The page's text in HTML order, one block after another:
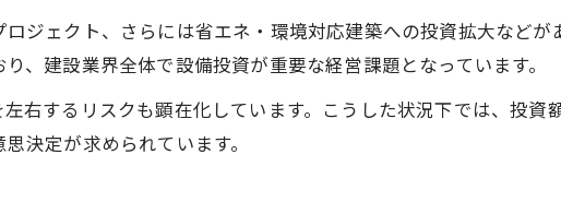
投資が経営に与える影響を徹底分析
建設設備投資が企業経営に及ぼす主要な影響
建設投資動向と業績への因果関係を解説
建設設備投資額の推移と収益性改善のポイント
ジェクト、さらには省エネ・環境対応建築への投資拡大など
、建設業界全体で設備投資が重要な経営課題となっています。
右するリスクも顕在化しています。こうした状況下では、投資
決定が求められています。